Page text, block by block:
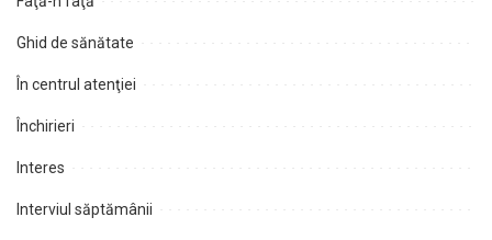
Ghid de sănătate
În centrul atenţiei
Închirieri
Interes
Interviul săptămânii